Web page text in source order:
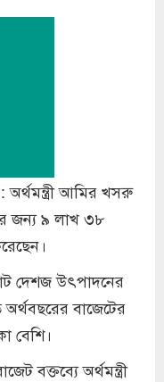
আমির খসরু
জন্য ৯ লাখ ৩৮
দেশজ উৎপাদনের
বাজেটের
বেশি।
বক্তব্যে অর্থমন্ত্রী